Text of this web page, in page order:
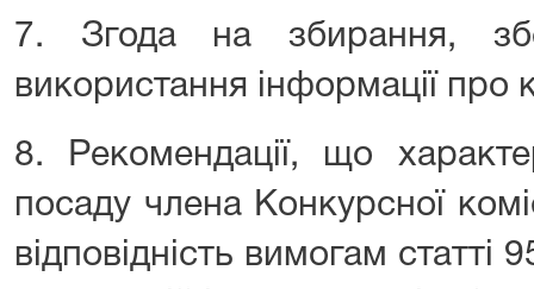
7. Згода на збирання,
використання інформації про
8. Рекомендації, що
посаду члена Конкурсної
відповідність вимогам